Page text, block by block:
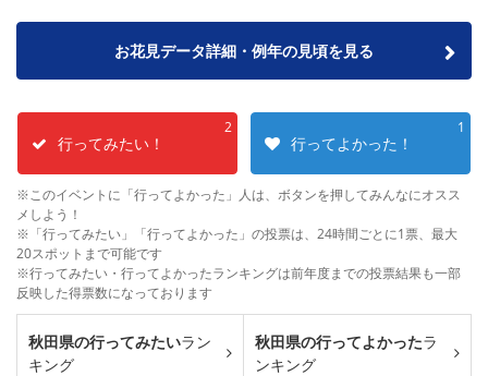
お花見データ詳細・例年の見頃を見る
2
行ってみたい！
1
行ってよかった！
※このイベントに「行ってよかった」人は、ボタンを押してみんなにオスス
メしよう！
※「行ってみたい」「行ってよかった」の投票は、24時間ごとに1票、最大
20スポットまで可能です
※行ってみたい・行ってよかったランキングは前年度までの投票結果も一部
反映した得票数になっております
秋田県の行ってみたいラン
キング
秋田県の行ってよかったラ
ンキング